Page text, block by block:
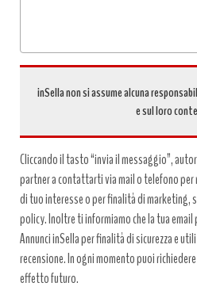
inSella non si assume alcuna
e sul loro
Cliccando il tasto “invia il messaggio”,
partner a contattarti via mail o telefono
di tuo interesse o per finalità di marketing,
policy. Inoltre ti informiamo che la tua
Annunci inSella per finalità di sicurezza e
recensione. In ogni momento puoi
effetto futuro.